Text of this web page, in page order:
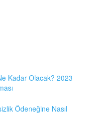
Kadar Olacak? 2023
Ödeneğine Nasıl